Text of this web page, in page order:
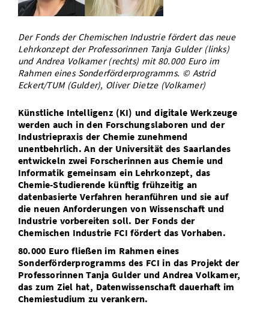
Vom Studium in den Beruf
Study Scheduler
Bibliothek
Open Science/Open Access
Start-ups
IT-Themenabend
Ranking
Zahlen & Fakten
Kontakt
SIC Merchandise
AnsprechpartnerInnen, Personen, Forschungsgruppen
Termine, Vorträge und Veranstaltungen
Der Fonds der Chemischen Industrie fördert das neue
Lehrkonzept der Professorinnen Tanja Gulder (links)
und Andrea Volkamer (rechts) mit 80.000 Euro im
Rahmen eines Sonderförderprogramms. © Astrid
Eckert/TUM (Gulder), Oliver Dietze (Volkamer)
Künstliche Intelligenz (KI) und digitale Werkzeuge
werden auch in den Forschungslaboren und der
Industriepraxis der Chemie zunehmend
unentbehrlich. An der Universität des Saarlandes
entwickeln zwei Forscherinnen aus Chemie und
Informatik gemeinsam ein Lehrkonzept, das
Chemie-Studierende künftig frühzeitig an
datenbasierte Verfahren heranführen und sie auf
die neuen Anforderungen von Wissenschaft und
Industrie vorbereiten soll. Der Fonds der
Chemischen Industrie FCI fördert das Vorhaben.
80.000 Euro fließen im Rahmen eines
Sonderförderprogramms des FCI in das Projekt der
Professorinnen Tanja Gulder und Andrea Volkamer,
das zum Ziel hat, Datenwissenschaft dauerhaft im
Chemiestudium zu verankern.